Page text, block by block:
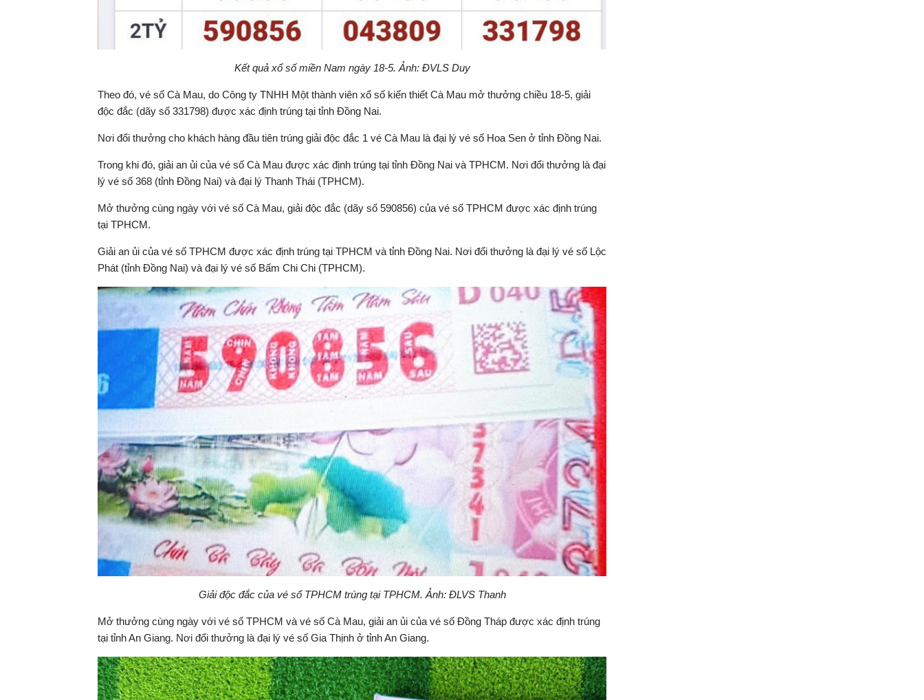
Kết quả xổ số miền Nam ngày 18-5. Ảnh: ĐVLS Duy
Theo đó, vé số Cà Mau, do Công ty TNHH Một thành viên xổ số kiến thiết Cà Mau mở thưởng chiều 18-5, giải
độc đắc (dãy số 331798) được xác định trúng tại tỉnh Đồng Nai.
Nơi đổi thưởng cho khách hàng đầu tiên trúng giải độc đắc 1 vé Cà Mau là đại lý vé số Hoa Sen ở tỉnh Đồng Nai.
Trong khi đó, giải an ủi của vé số Cà Mau được xác định trúng tại tỉnh Đồng Nai và TPHCM. Nơi đổi thưởng là đại
lý vé số 368 (tỉnh Đồng Nai) và đại lý Thanh Thái (TPHCM).
Mở thưởng cùng ngày với vé số Cà Mau, giải độc đắc (dãy số 590856) của vé số TPHCM được xác định trúng
tại TPHCM.
Giải an ủi của vé số TPHCM được xác định trúng tại TPHCM và tỉnh Đồng Nai. Nơi đổi thưởng là đại lý vé số Lộc
Phát (tỉnh Đồng Nai) và đại lý vé số Bấm Chi Chi (TPHCM).
Giải độc đắc của vé số TPHCM trúng tại TPHCM. Ảnh: ĐLVS Thanh
Mở thưởng cùng ngày với vé số TPHCM và vé số Cà Mau, giải an ủi của vé số Đồng Tháp được xác định trúng
tại tỉnh An Giang. Nơi đổi thưởng là đại lý vé số Gia Thịnh ở tỉnh An Giang.